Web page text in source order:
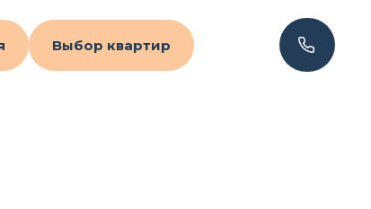
Выбор квартир